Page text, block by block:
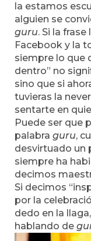
la estamos
alguien se
guru. Si la
Facebook y la
siempre lo que
dentro” no
sino que si
tuvieras la
sentarte en
Puede ser que
palabra guru,
desvirtuado un
siempre ha
decimos
Si decimos
por la
dedo en la
hablando de